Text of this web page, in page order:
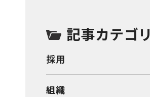
記事カテゴリ
採用
組織